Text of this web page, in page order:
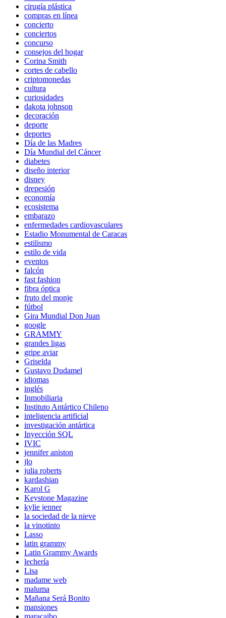
cirugía plástica
compras en línea
concierto
conciertos
concurso
consejos del hogar
Corina Smith
cortes de cabello
criptomonedas
cultura
curiosidades
dakota johnson
decoración
deporte
deportes
Día de las Madres
Día Mundial del Cáncer
diabetes
diseño interior
disney
drepesión
economía
ecosistema
embarazo
enfermedades cardiovasculares
Estadio Monumental de Caracas
estilismo
estilo de vida
eventos
falcón
fast fashion
fibra óptica
fruto del monje
fútbol
Gira Mundial Don Juan
google
GRAMMY
grandes ligas
gripe aviar
Griselda
Gustavo Dudamel
idiomas
inglés
Inmobiliaria
Instituto Antártico Chileno
inteligencia artificial
investigación antártica
Inyección SQL
IVIC
jennifer aniston
jlo
julia roberts
kardashian
Karol G
Keystone Magazine
kylie jenner
la sociedad de la nieve
la vinotinto
Lasso
latin grammy
Latin Grammy Awards
lechería
Lisa
madame web
maluma
Mañana Será Bonito
mansiones
maracaibo